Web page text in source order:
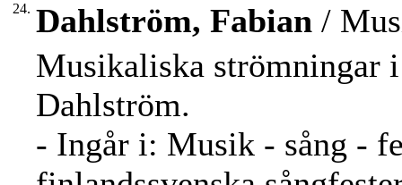
24. Dahlström, Fabian /
Musikaliska strömningar
Dahlström.
- Ingår i: Musik - sång -